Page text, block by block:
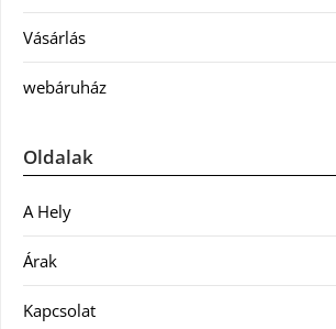
Vásárlás
webáruház
Oldalak
A Hely
Árak
Kapcsolat